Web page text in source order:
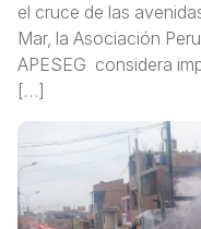
el cruce de las
Mar, la Asociación
APESEG considera
[…]